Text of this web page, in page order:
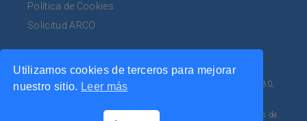
Política de Cookies
Solicitud ARCO
Av. Mariano Escobedo 555, Planta Baja, Col. Bosques de
Chapultepec, 1a Sección, Alcaldía Miguel Hidalgo, C.P. 11580,
confidencial y está completamente protegida por certificados de
Utilizamos cookies de terceros para mejorar
nuestro sitio. Leer más